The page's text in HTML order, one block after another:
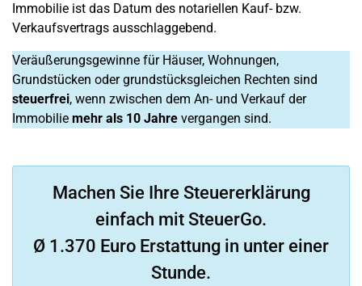
Immobilie ist das Datum des notariellen Kauf- bzw.
Verkaufsvertrags ausschlaggebend.
Veräußerungsgewinne für Häuser, Wohnungen,
Grundstücken oder grundstücksgleichen Rechten sind
steuerfrei, wenn zwischen dem An- und Verkauf der
Immobilie mehr als 10 Jahre vergangen sind.
Machen Sie Ihre Steuererklärung
einfach mit SteuerGo.
Ø 1.370 Euro Erstattung in unter einer
Stunde.